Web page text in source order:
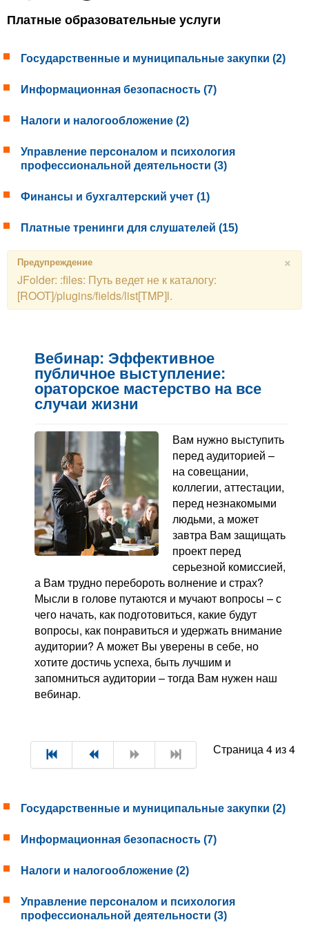
Платные образовательные услуги
Государственные и муниципальные закупки (2)
Информационная безопасность (7)
Налоги и налогообложение (2)
Управление персоналом и психология
профессиональной деятельности (3)
Финансы и бухгалтерский учет (1)
Платные тренинги для слушателей (15)
×
Предупреждение
JFolder: :files: Путь ведет не к каталогу:
[ROOT]/plugins/fields/list[TMP]l.
Вебинар: Эффективное
публичное выступление:
ораторское мастерство на все
случаи жизни
Вам нужно выступить
перед аудиторией –
на совещании,
коллегии, аттестации,
перед незнакомыми
людьми, а может
завтра Вам защищать
проект перед
серьезной комиссией,
а Вам трудно перебороть волнение и страх?
Мысли в голове путаются и мучают вопросы – с
чего начать, как подготовиться, какие будут
вопросы, как понравиться и удержать внимание
аудитории? А может Вы уверены в себе, но
хотите достичь успеха, быть лучшим и
запомниться аудитории – тогда Вам нужен наш
вебинар.
Страница 4 из 4
Государственные и муниципальные закупки (2)
Информационная безопасность (7)
Налоги и налогообложение (2)
Управление персоналом и психология
профессиональной деятельности (3)